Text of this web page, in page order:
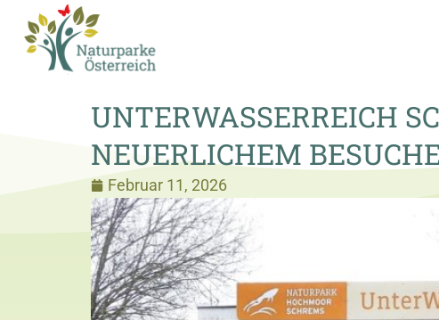
UNTERWASSERREICH
NEUERLICHEM
Februar 11, 2026